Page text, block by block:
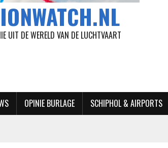
UIT DE WERELD VAN DE LUCHTVAART
OPINIE BURLAGE SCHIPHOL & AIRPORTS